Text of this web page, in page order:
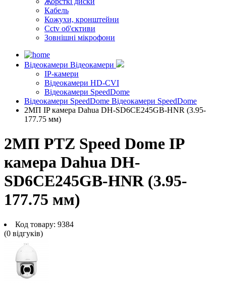
Кабель
Кожухи, кронштейни
Cctv об'єктиви
Зовнішні мікрофони
Відеокамери Відеокамери
IP-камери
Відеокамери HD-CVI
Відеокамери SpeedDome
Відеокамери SpeedDome Відеокамери SpeedDome
2MП IP камера Dahua DH-SD6CE245GB-HNR (3.95-
177.75 мм)
2MП PTZ Speed Dome IP
камера Dahua DH-
SD6CE245GB-HNR (3.95-
177.75 мм)
Код товару: 9384
(0 вiдгукiв)